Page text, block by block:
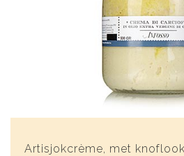
Artisjokcrème, met